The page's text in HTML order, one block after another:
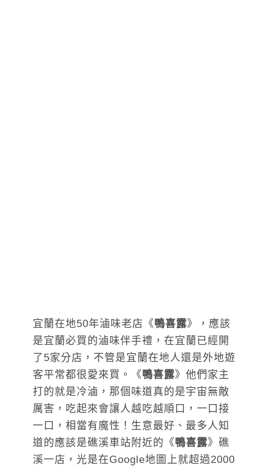
宜蘭在地50年滷味老店《鴨喜露》，應該
是宜蘭必買的滷味伴手禮，在宜蘭已經開
了5家分店，不管是宜蘭在地人還是外地遊
客平常都很愛來買。《鴨喜露》他們家主
打的就是冷滷，那個味道真的是宇宙無敵
厲害，吃起來會讓人越吃越順口，一口接
一口，相當有魔性！生意最好、最多人知
道的應該是礁溪車站附近的《鴨喜露》礁
溪一店，光是在Google地圖上就超過2000